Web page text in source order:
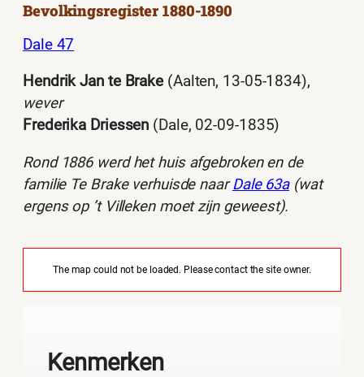
Bevolkingsregister 1880-1890
Dale 47
Hendrik Jan te Brake(Aalten, 13-05-1834),
wever
Frederika Driessen (Dale, 02-09-1835)
Rond 1886 werd het huis afgebroken en de
familie Te Brake verhuisde naarDale 63a(wat
ergens op ’t Villeken moet zijn geweest).
The map could not be loaded. Please contact the site owner.
Kenmerken